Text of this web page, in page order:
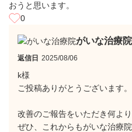
おうと思います。
0
がいな治療
返信日 2025/08/06
k様
ご投稿ありがとうございます。
改善のご報告をいただき何より
ぜひ、これからもがいな治療